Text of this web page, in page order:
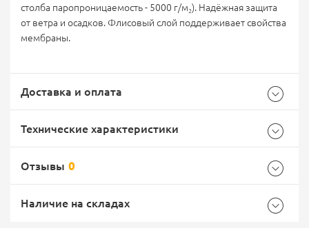
столба паропроницаемость - 5000 г/м₂). Надёжная защита
от ветра и осадков. Флисовый слой поддерживает свойства
мембраны.
Доставка и оплата
Доставка Почтой России
EMS Почта России
Технические характеристики
Размер 56-58
Отзывы 0
Наличие на складах